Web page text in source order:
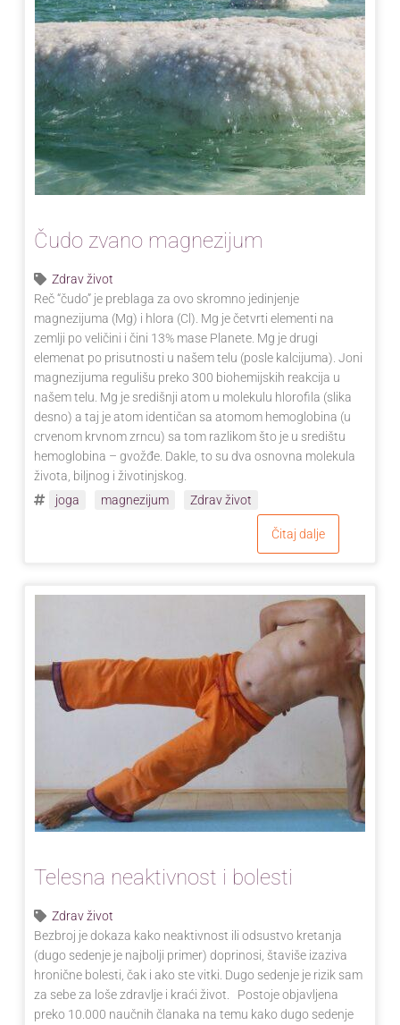
Čudo zvano magnezijum
Zdrav život
Reč “čudo” je preblaga za ovo skromno jedinjenje
magnezijuma (Mg) i hlora (Cl). Mg je četvrti elementi na
zemlji po veličini i čini 13% mase Planete. Mg je drugi
elemenat po prisutnosti u našem telu (posle kalcijuma). Joni
magnezijuma regulišu preko 300 biohemijskih reakcija u
našem telu. Mg je središnji atom u molekulu hlorofila (slika
desno) a taj je atom identičan sa atomom hemoglobina (u
crvenom krvnom zrncu) sa tom razlikom što je u središtu
hemoglobina – gvožđe. Dakle, to su dva osnovna molekula
života, biljnog i životinjskog.
joga
magnezijum Zdrav život
Čitaj dalje
Telesna neaktivnost i bolesti
Zdrav život
Bezbroj je dokaza kako neaktivnost ili odsustvo kretanja
(dugo sedenje je najbolji primer) doprinosi, štaviše izaziva
hronične bolesti, čak i ako ste vitki. Dugo sedenje je rizik sam
za sebe za loše zdravlje i kraći život. Postoje objavljena
preko 10.000 naučnih članaka na temu kako dugo sedenje